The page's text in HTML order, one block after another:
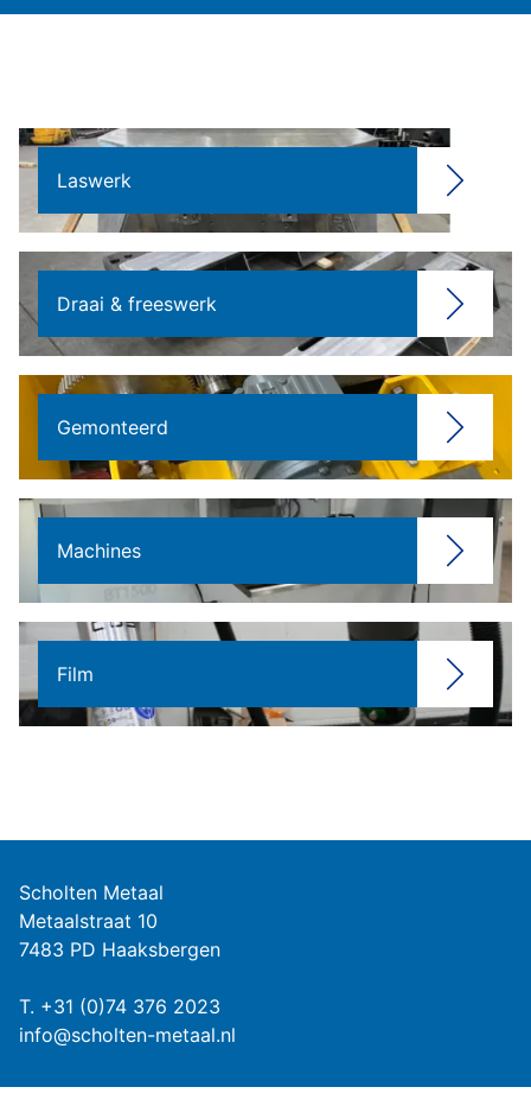
Laswerk
Draai & freeswerk
Gemonteerd
Machines
Film
Scholten Metaal
Metaalstraat 10
7483 PD Haaksbergen
T. +31 (0)74 376 2023
info@scholten-metaal.nl